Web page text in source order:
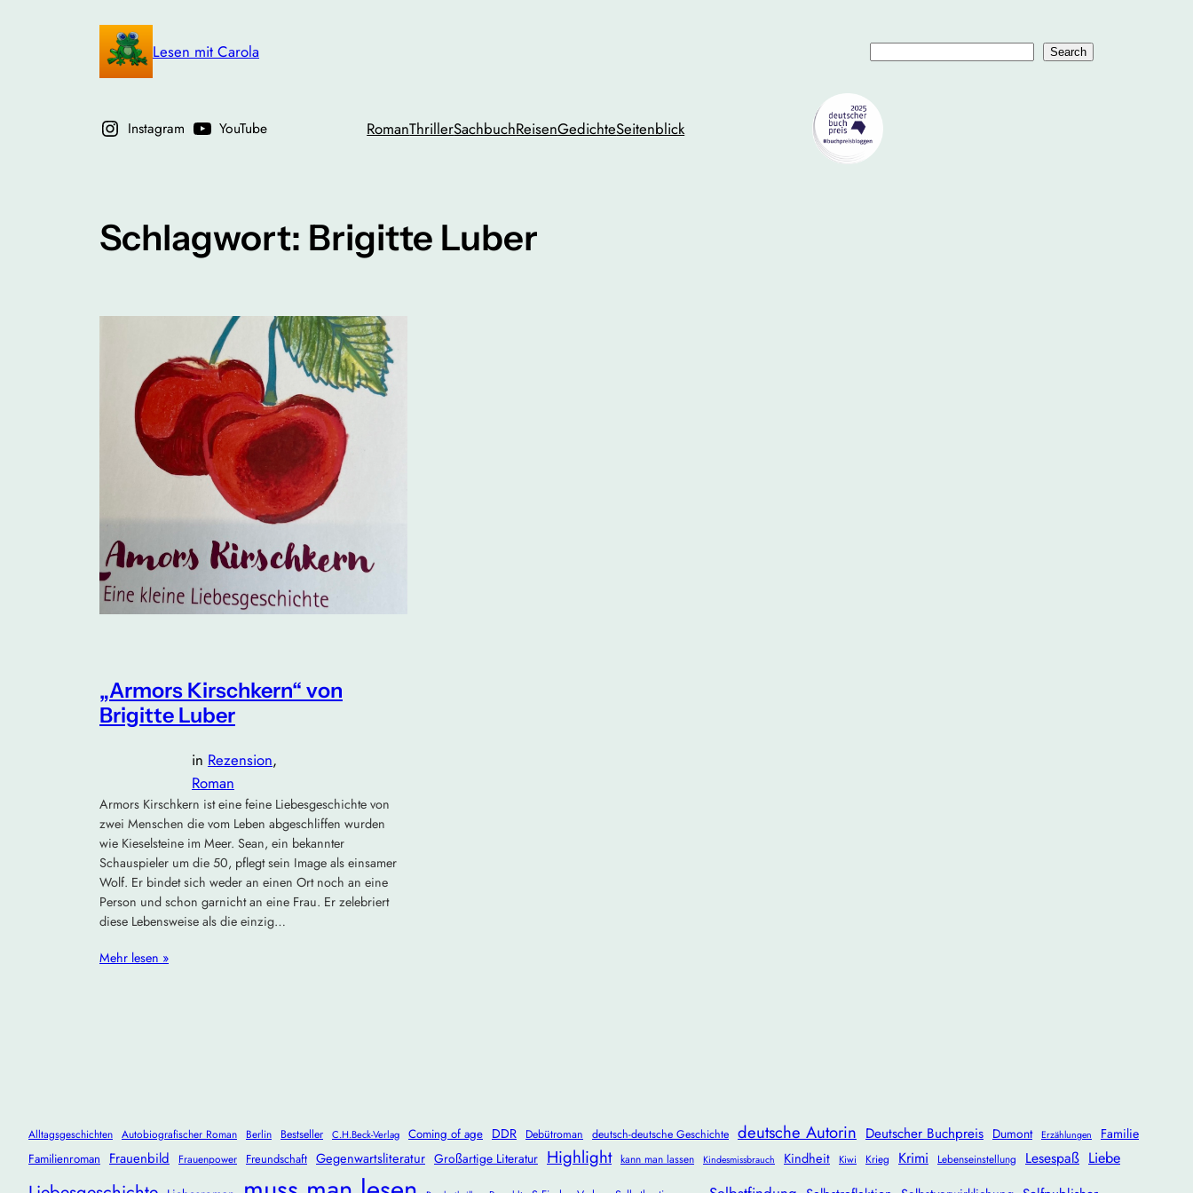
Lesen mit Carola Search
Instagram YouTube RomanThrillerSachbuchReisenGedichteSeitenblick
Schlagwort: Brigitte Luber
„Armors Kirschkern“ von
Brigitte Luber
in Rezension
Roman
Armors Kirschkern ist eine feine Liebesgeschichte von
zwei Menschen die vom Leben abgeschliffen wurden
wie Kieselsteine im Meer. Sean, ein bekannter
Schauspieler um die 50, pflegt sein Image als einsamer
Wolf. Er bindet sich weder an einen Ort noch an eine
Person und schon garnicht an eine Frau. Er zelebriert
diese Lebensweise als die einzig…
Mehr lesen »
Alltagsgeschichten Autobiografischer Roman Berlin Bestseller C.H.Beck-Verlag Coming of age DDR Debütroman deutsch-deutsche Geschichte deutsche Autorin Deutscher Buchpreis Dumont Erzählungen Familie
Familienroman Frauenbild Frauenpower Freundschaft Gegenwartsliteratur Großartige Literatur Highlight kann man lassen Kindesmissbrauch Kindheit Kiwi Krieg Krimi Lebenseinstellung Lesespaß Liebe